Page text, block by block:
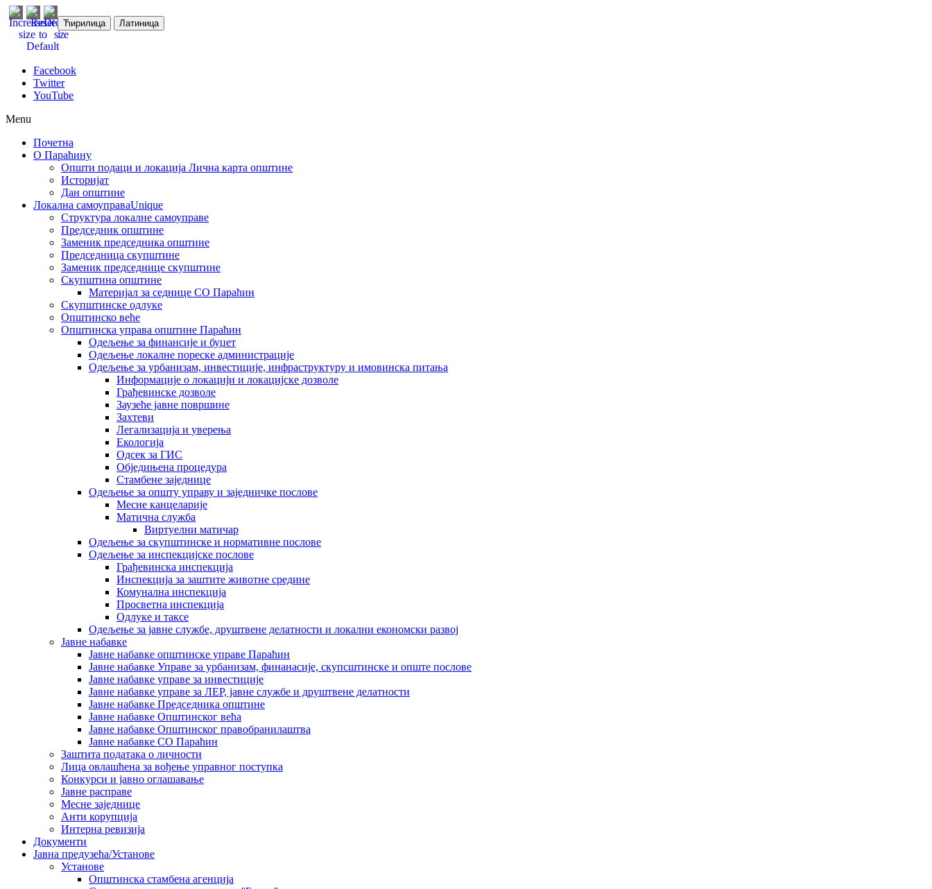
Ћирилица Латиница
Facebook
Twitter
YouTube
Menu
Почетна
О Параћину
Општи подаци и локација Лична карта општине
Историјат
Дан општине
Локална самоуправаUnique
Структура локалне самоуправе
Председник општине
Заменик председника општине
Председница скупштине
Заменик председнице скупштине
Скупштина општине
Материјал за седнице СО Параћин
Скупштинске одлуке
Општинско веће
Општинска управа општине Параћин
Одељење за финансије и буџет
Одељење локалне пореске администрације
Одељење за урбанизам, инвестиције, инфраструктуру и имовинска питања
Информације о локацији и локацијске дозволе
Грађевинске дозволе
Заузеће јавне површине
Захтеви
Легализација и уверења
Екологија
Одсек за ГИС
Обједињена процедура
Стамбене заједнице
Oдељење за општу управу и заједничке послове
Месне канцеларије
Матична служба
Виртуелни матичар
Одељење за скупштинске и нормативне послове
Одељење за инспекцијске послове
Грађевинска инспекција
Инспекција за заштите животне средине
Комунална инспекција
Просветна инспекција
Одлуке и таксе
Одељење за јавне службе, друштвене делатности и локални економски развој
Јавне набавке
Јавне набавке општинске управе Параћин
Јавне набавке Управе за урбанизам, финанасије, скупсштинске и опште послове
Јавне набавке управе за инвестиције
Јавне набавке управе за ЛЕР, јавне службе и друштвене делатности
Јавне набавке Председника општине
Јавне набавке Општинског већа
Јавне набавке Општинског правобранилаштва
Јавне набавке СО Параћин
Заштита података о личности
Лица овлашћена за вођење управног поступка
Конкурси и јавно оглашавање
Јавне расправе
Месне заједнице
Анти корупција
Интерна ревизија
Документи
Јавна предузећа/Установе
Установе
Општинскa стамбенa агенцијa